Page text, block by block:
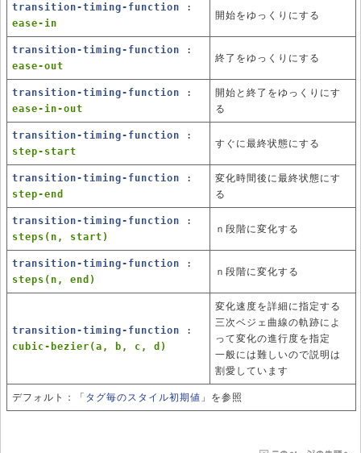
transition-timing-function :
ease-in
開始をゆっくりにする
transition-timing-function :
ease-out
終了をゆっくりにする
transition-timing-function :
ease-in-out
開始と終了をゆっくりにす
る
transition-timing-function :
step-start
すぐに最終状態にする
transition-timing-function :
step-end
変化時間後に最終状態にす
る
transition-timing-function :
steps(n, start)
ｎ段階に変化する
transition-timing-function :
steps(n, end)
ｎ段階に変化する
transition-timing-function :
cubic-bezier(a, b, c, d)
変化速度を詳細に指定する
三次ベジェ曲線の軌跡によ
って変化の進行度を指定
一般には難しいので説明は
割愛しています
デフォルト：「 タグ毎のスタイル初期値 」を参照